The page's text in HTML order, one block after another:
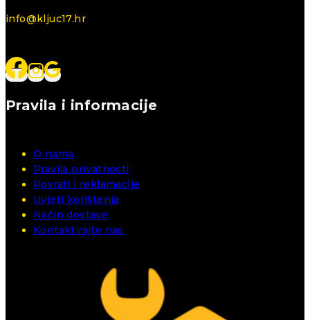
info@kljuc17.hr
Pravila i informacije
O nama
Pravila privatnosti
Povrati i reklamacije
Uvjeti korištenja
Način dostave
Kontaktirajte nas